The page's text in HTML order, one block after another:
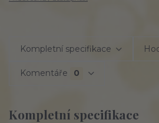
Kompletní specifikace
Komentáře 0
Kompletní specifikace